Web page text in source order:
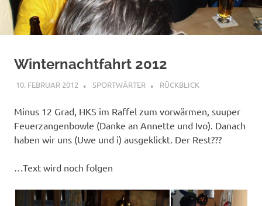
Winternachtfahrt 2012
10. FEBRUAR 2012 SPORTWÄRTER RÜCKBLICK
Minus 12 Grad, HKS im Raffel zum vorwärmen, suuper
Feuerzangenbowle (Danke an Annette und Ivo). Danach
haben wir uns (Uwe und i) ausgeklickt. Der Rest???
…Text wird noch folgen